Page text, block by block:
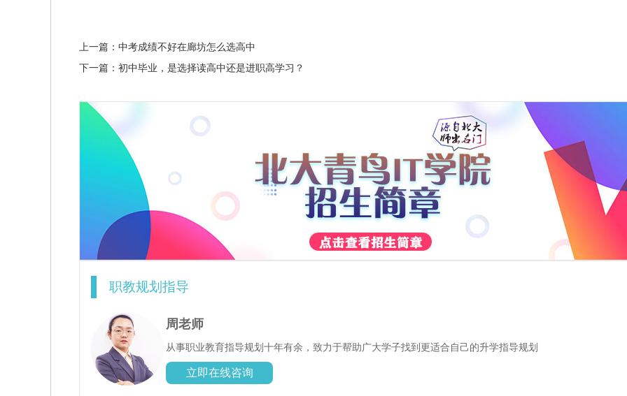
上一篇：中考成绩不好在廊坊怎么选高中
下一篇：初中毕业，是选择读高中还是进职高学习？
职教规划指导
周老师
从事职业教育指导规划十年有余，致力于帮助广大学子找到更适合自己的升学指导规划
立即在线咨询